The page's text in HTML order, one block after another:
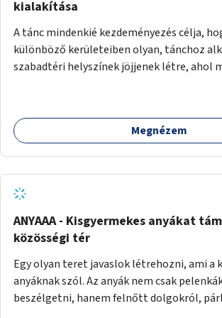
pedig tàmogatàsképpen adatna! A
problémàra!És ha nem rendezi, kitiltjàk a
Remélem hasznosnak vélik majd ezt az
egy-két kapszulàt elfogadnék én is
kialakítása
A tánc mindenkié kezdeményezés célja,
különböző kerületeiben olyan, tánchoz
szabadtéri helyszínek jöjjenek létre, ahol
közösségi eseményeken. Ehhez olyan
van szükség, ahol szabadtéri táncok
egyenként 70 négyzetméter. parkokban, közterületeken
javasoljuk kialakítani.
Megnézem
ANYAAA - Kisgyermekes anyákat
közösségi tér
Egy olyan teret javaslok létrehozni, ami a
anyáknak szól. Az anyák nem csak
beszélgetni, hanem felnőtt dolgokról,